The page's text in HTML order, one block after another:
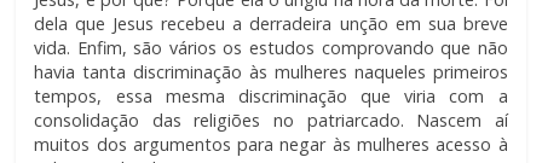
dela que Jesus recebeu a derradeira unção em sua breve
vida. Enfim, são vários os estudos comprovando que não
havia tanta discriminação às mulheres naqueles primeiros
tempos, essa mesma discriminação que viria com a
consolidação das religiões no patriarcado. Nascem aí
muitos dos argumentos para negar às mulheres acesso à